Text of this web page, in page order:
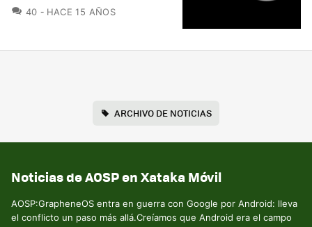
40 COMENTARIOS
HACE 15 AÑOS
ARCHIVO DE NOTICIAS
Noticias de AOSP en Xataka Móvil
AOSP:GrapheneOS entra en guerra con Google por Android: lleva
el conflicto un paso más allá.Creíamos que Android era el campo